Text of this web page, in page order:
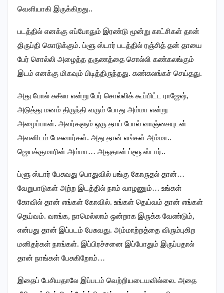
வெளியாகி இருக்கிறது..
படத்தில் எனக்கு எப்போதும் இரண்டு மூன்று காட்சிகள் தான்
திருப்தி கொடுக்கும். ப்ளூ ஸ்டார் படத்தில் ரஞ்சித் தன் தாயை
பேர் சொல்லி அழைத்த தருணத்தை சொல்லி கண்கலங்கும்
இடம் எனக்கு மிகவும் பிடித்திருந்தது. கண்கலங்கச் செய்தது.
அது போல் சுசீலா என்று பேர் சொல்லிக் கூப்பிட்ட ராஜேஷ்,
அடுத்து மனம் திருந்தி வரும் போது அம்மா என்று
அழைப்பான். அவர்களும் ஒரு தாய் போல் வாஞ்சையுடன்
அவனிடம் பேசுவார்கள். அது தான் எங்கள் அம்மா..
ஜெயக்குமாரின் அம்மா… அதுதான் ப்ளூ ஸ்டார்..
ப்ளூ ஸ்டார் பேசுவது பொதுவில் பங்கு கோருதல் தான்…
வேறுபாடுகள் அற்ற இடத்தில் நாம் வாழணும்… உங்கள்
கோவில் தான் எங்கள் கோவில். உங்கள் தெய்வம் தான் எங்கள்
தெய்வம். வாங்க, நாமெல்லாம் ஒன்றாக இருக்க வேண்டும்,
என்பது தான் இப்படம் பேசுவது. அம்மாற்றத்தை விரும்புகிற
மனிதர்கள் நாங்கள். இப்பிரச்சனை இப்போதும் இருப்பதால்
தான் நாங்கள் பேசுகிறோம்…
இதைப் பேசியதாலே இப்படம் வெற்றியடையவில்லை. அதை